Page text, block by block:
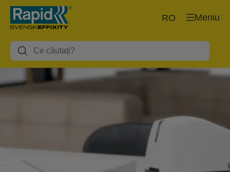
Meniu
RO